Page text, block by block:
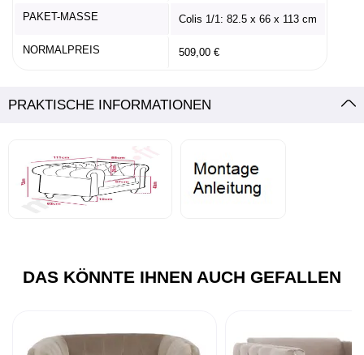
PAKET-MASSE Colis 1/1: 82.5 x 66 x 113 cm
NORMALPREIS 509,00 €
PRAKTISCHE INFORMATIONEN
DAS KÖNNTE IHNEN AUCH GEFALLEN